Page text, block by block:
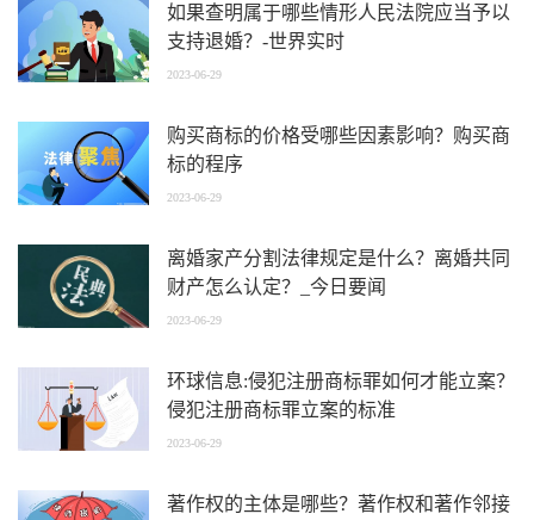
如果查明属于哪些情形人民法院应当予以
支持退婚？-世界实时
2023-06-29
购买商标的价格受哪些因素影响？购买商
标的程序
2023-06-29
离婚家产分割法律规定是什么？离婚共同
财产怎么认定？_今日要闻
2023-06-29
环球信息:侵犯注册商标罪如何才能立案？
侵犯注册商标罪立案的标准
2023-06-29
著作权的主体是哪些？著作权和著作邻接